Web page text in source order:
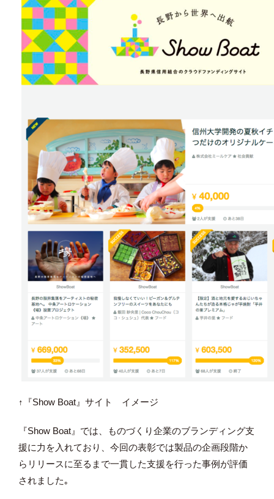
↑『Show Boat』サイト イメージ
『Show Boat』では、ものづくり企業のブランディング支
援に力を入れており、今回の表彰では製品の企画段階か
らリリースに至るまで一貫した支援を行った事例が評価
されました｡